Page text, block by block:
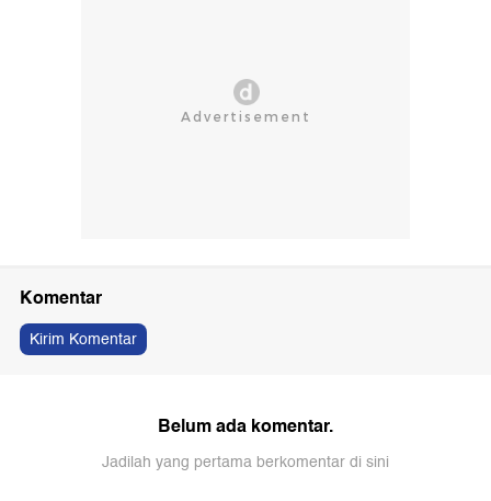
Komentar
Kirim Komentar
Belum ada komentar.
Jadilah yang pertama berkomentar di sini